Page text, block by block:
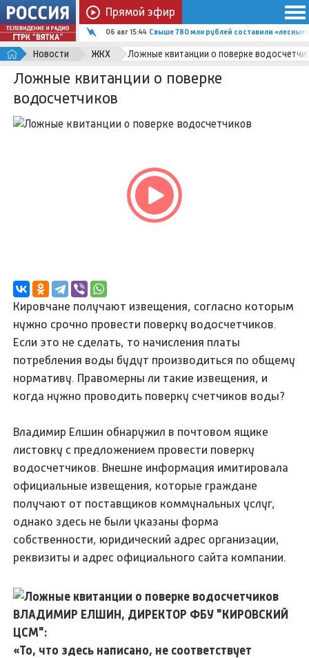
Прямой эфир
06 авг 15:44 Свыше 780 млн рублей составили
Новости ЖКХ Ложные квитанции о поверке
Ложные квитанции о поверке
водосчетчиков
Кировчане получают извещения, согласно которым
нужно срочно провести поверку водосчетчиков.
Если это не сделать, то начисления платы
потребления воды будут производиться по общему
нормативу. Правомерны ли такие извещения, и
когда нужно проводить поверку счетчиков воды?
Владимир Елшин обнаружил в почтовом ящике
листовку с предложением провести поверку
водосчетчиков. Внешне информация имитировала
официальные извещения, которые граждане
получают от поставщиков коммунальных услуг,
однако здесь не были указаны форма
собственности, юридический адрес организации,
реквизиты и адрес официального сайта компании.
ВЛАДИМИР ЕЛШИН, ДИРЕКТОР ФБУ "КИРОВСКИЙ
ЦСМ":
«То, что здесь написано, не соответствует